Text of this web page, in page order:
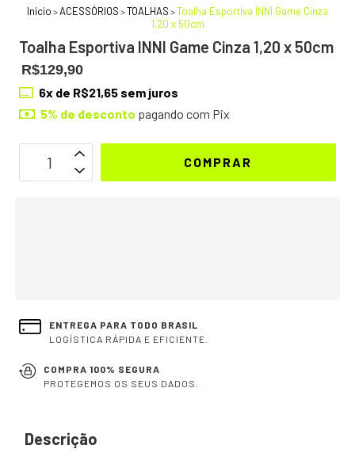
Início >ACESSÓRIOS >TOALHAS >Toalha Esportiva INNI Game Cinza
1,20 x 50cm
Toalha Esportiva INNI Game Cinza 1,20 x 50cm
R$129,90
6x de R$21,65 sem juros
5% de desconto pagando com Pix
ENTREGA PARA TODO BRASIL
LOGÍSTICA RÁPIDA E EFICIENTE.
COMPRA 100% SEGURA
PROTEGEMOS OS SEUS DADOS.
Descrição